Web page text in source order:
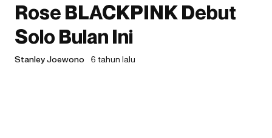
Rose BLACKPINK Debut
Solo Bulan Ini
Stanley Joewono 6 tahun lalu